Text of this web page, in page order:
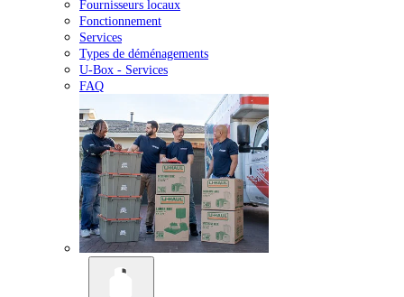
Fournisseurs locaux
Fonctionnement
Services
Types de déménagements
U-Box - Services
FAQ